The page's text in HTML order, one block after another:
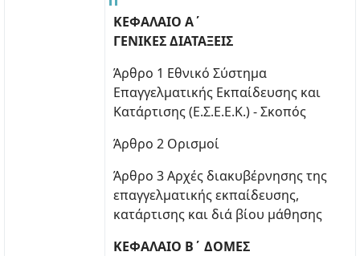
ΚΕΦΑΛΑΙΟ Α΄
ΓΕΝΙΚΕΣ ΔΙΑΤΑΞΕΙΣ
Άρθρο 1 Εθνικό Σύστημα
Επαγγελματικής Εκπαίδευσης και
Κατάρτισης (Ε.Σ.Ε.Ε.Κ.) - Σκοπός
Άρθρο 2 Ορισμοί
Άρθρο 3 Αρχές διακυβέρνησης της
επαγγελματικής εκπαίδευσης,
κατάρτισης και διά βίου μάθησης
ΚΕΦΑΛΑΙΟ Β΄ ΔΟΜΕΣ